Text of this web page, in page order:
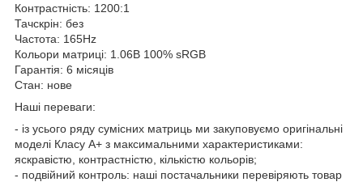
Контрастність: 1200:1
Тачскрін: без
Частота: 165Hz
Кольори матриці: 1.06B 100% sRGB
Гарантія: 6 місяців
Стан: нове
Наші переваги:
- із усього ряду сумісних матриць ми закуповуємо оригінальні
моделі Класу А+ з максимальними характеристиками:
яскравістю, контрастністю, кількістю кольорів;
- подвійний контроль: наші постачальники перевіряють товар